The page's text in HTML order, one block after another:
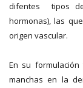
difentes tipos de
hormonas), las
origen vascular.
En su
manchas en la